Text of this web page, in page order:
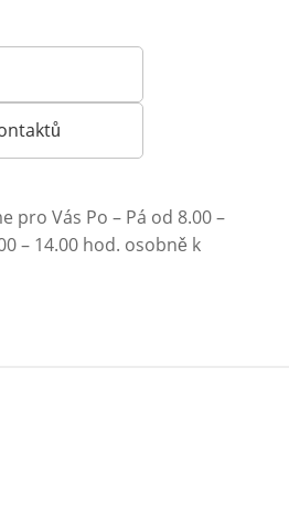
pro Vás Po – Pá od 8.00 –
– 14.00 hod. osobně k